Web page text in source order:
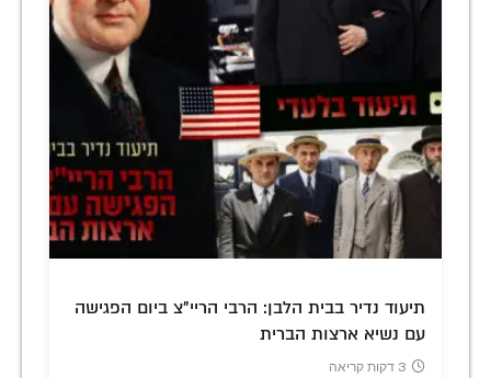
תיעוד נדיר בבית הלבן: הרבי הריי"צ ביום הפגישה
עם נשיא ארצות הברית
3 דקות קריאה